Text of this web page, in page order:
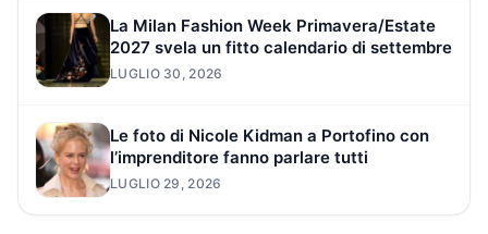
La Milan Fashion Week Primavera/Estate
2027 svela un fitto calendario di settembre
LUGLIO 30, 2026
Le foto di Nicole Kidman a Portofino con
l’imprenditore fanno parlare tutti
LUGLIO 29, 2026